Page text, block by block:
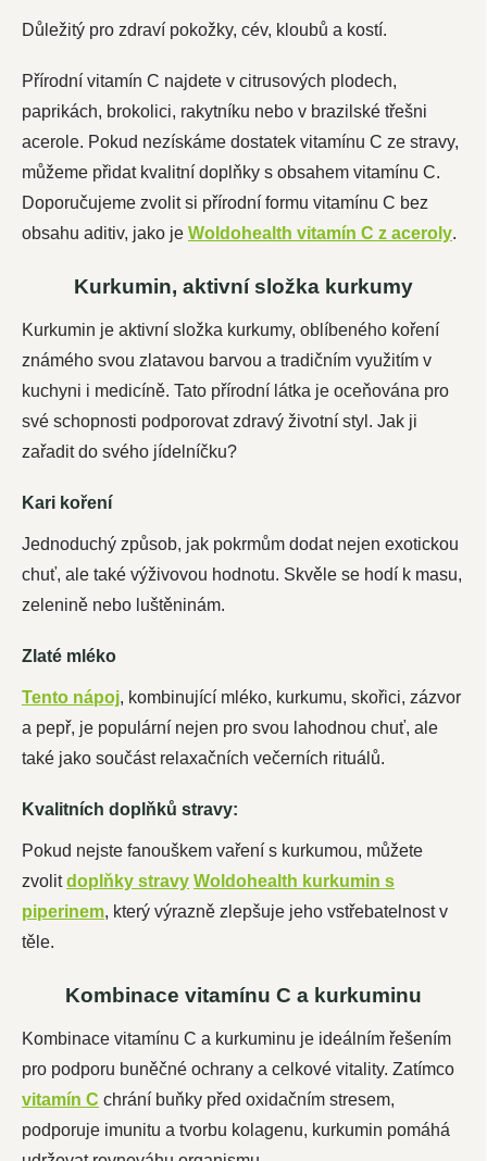
Důležitý pro zdraví pokožky, cév, kloubů a kostí.
Přírodní vitamín C najdete v citrusových plodech,
paprikách, brokolici, rakytníku nebo v brazilské třešni
acerole. Pokud nezískáme dostatek vitamínu C ze stravy,
můžeme přidat kvalitní doplňky s obsahem vitamínu C.
Doporučujeme zvolit si přírodní formu vitamínu C bez
obsahu aditiv, jako je Woldohealth vitamín C z aceroly.
Kurkumin, aktivní složka kurkumy
Kurkumin je aktivní složka kurkumy, oblíbeného koření
známého svou zlatavou barvou a tradičním využitím v
kuchyni i medicíně. Tato přírodní látka je oceňována pro
své schopnosti podporovat zdravý životní styl. Jak ji
zařadit do svého jídelníčku?
Kari koření
Jednoduchý způsob, jak pokrmům dodat nejen exotickou
chuť, ale také výživovou hodnotu. Skvěle se hodí k masu,
zelenině nebo luštěninám.
Zlaté mléko
Tento nápoj, kombinující mléko, kurkumu, skořici, zázvor
a pepř, je populární nejen pro svou lahodnou chuť, ale
také jako součást relaxačních večerních rituálů.
Kvalitních doplňků stravy:
Pokud nejste fanouškem vaření s kurkumou, můžete
zvolitdoplňky stravy Woldohealth kurkumin s
piperinem, který výrazně zlepšuje jeho vstřebatelnost v
těle.
Kombinace vitamínu C a kurkuminu
Kombinace vitamínu C a kurkuminu je ideálním řešením
pro podporu buněčné ochrany a celkové vitality. Zatímco
vitamín C chrání buňky před oxidačním stresem,
podporuje imunitu a tvorbu kolagenu, kurkumin pomáhá